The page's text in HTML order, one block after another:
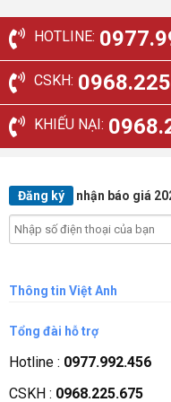
40.000.000₫.
HOTLINE:
CSKH:
KHIẾU NẠI:
Đăng ký nhận báo giá
Thông tin Việt Anh
Giới thiệu công ty
Tầm nhìn sứ mệnh
Quá trình phát triển
Tổng đài hỗ trợ
Hotline : 0977.992.456
CSKH : 0968.225.675